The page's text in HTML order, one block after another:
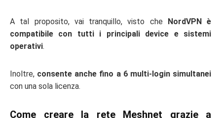
A tal proposito, vai tranquillo, visto che NordVPN è
compatibile con tutti i principali device e sistemi
operativi.
Inoltre, consente anche fino a 6 multi-login simultanei
con una sola licenza.
Come creare la rete Meshnet grazie a